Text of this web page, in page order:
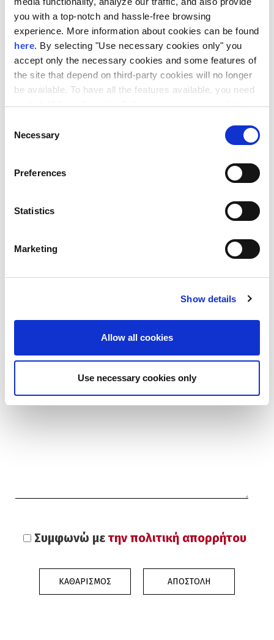
you with a top-notch and hassle-free browsing
experience. More information about cookies can be found
here. By selecting "Use necessary cookies only" you
accept only the necessary cookies and some features of
the site that depend on third-party cookies will no longer
be available. To have all the features available, you need
to click "Allow all cookies". You can at any time edit the
our site under "Manage cookies".
Selection
Necessary
Preferences
Statistics
Marketing
Show details
Allow all cookies
Use necessary cookies only
Email: *
Θέμα:
Συμφωνώ μετην πολιτική απορρήτου